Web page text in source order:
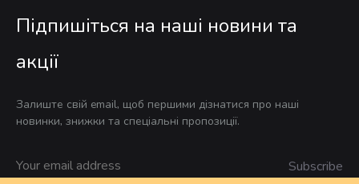
Підпишіться на наші новини та
акції
Залиште свій email, щоб першими дізнатися про наші
новинки, знижки та спеціальні пропозиції.